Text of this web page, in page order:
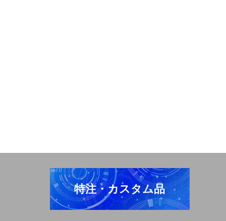
特注・カスタム品